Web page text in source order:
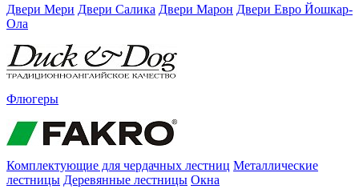
Двери Мери Двери Салика Двери Марон Двери Евро Йошкар-
Ола
Флюгеры
Комплектующие для чердачных лестниц Металлические
лестницы Деревянные лестницы Окна